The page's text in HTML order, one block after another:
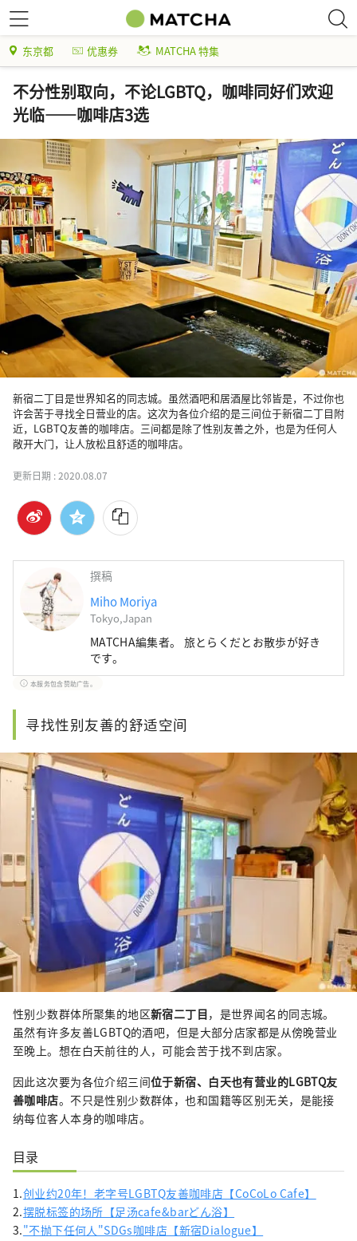
东京都 优惠券 MATCHA 特集
不分性别取向，不论LGBTQ，咖啡同好们欢迎
光临——咖啡店3选
新宿二丁目是世界知名的同志城。虽然酒吧和居酒屋比邻皆是，不过你也
许会苦于寻找全日营业的店。这次为各位介绍的是三间位于新宿二丁目附
近，LGBTQ友善的咖啡店。三间都是除了性别友善之外，也是为任何人
敞开大门，让人放松且舒适的咖啡店。
更新日期 :2020.08.07
撰稿
Miho Moriya
Tokyo,Japan
MATCHA編集者。 旅とらくだとお散歩が好き
です。
本服务包含赞助广告。
寻找性别友善的舒适空间
性别少数群体所聚集的地区新宿二丁目，是世界闻名的同志城。
虽然有许多友善LGBTQ的酒吧，但是大部分店家都是从傍晚营业
至晚上。想在白天前往的人，可能会苦于找不到店家。
因此这次要为各位介绍三间位于新宿、白天也有营业的LGBTQ友
善咖啡店。不只是性别少数群体，也和国籍等区别无关，是能接
纳每位客人本身的咖啡店。
目录
1.创业约20年！老字号LGBTQ友善咖啡店【CoCoLo Cafe】
2.摆脱标签的场所【足汤cafe&barどん浴】
3."不抛下任何人"SDGs咖啡店【新宿Dialogue】